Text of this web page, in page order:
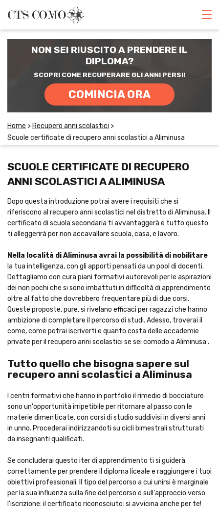
RECUPERO ANNI SCOLASTICI
SCUOLE PRIVATE
SCUOLE SERALI
CERCA
NON SEI RIUSCITO A PRENDERE IL
DIPLOMA?
SCOPRI COME RECUPERARE GLI ANNI PERSI!
COMINCIA ORA
Home > Recupero anni scolastici >
Scuole certificate di recupero anni scolastici a Aliminusa
SCUOLE CERTIFICATE DI RECUPERO
ANNI SCOLASTICI A ALIMINUSA
Dopo questa introduzione potrai avere i requisiti che si
riferiscono al recupero anni scolastici nel distretto di Aliminusa. Il
certificato di scuola secondaria ti avvantaggerà e tutto questo
ti alleggerirà per non accavallare scuola, casa, e lavoro.
Nella località di Aliminusa avrai la possibilità di nobilitare
la tua intelligenza, con gli apporti pensati da un pool di docenti.
Dettagliamo con cura piani formativi autorevoli per le aspirazioni
dei non pochi che si sono imbattuti in difficoltà di apprendimento
oltre al fatto che dovrebbero frequentare più di due corsi.
Queste proposte, pure, si rivelano efficaci per ragazzi che hanno
ambizione di completare il percorso di studi. Adesso, troverai il
come, come potrai iscriverti e quanto costa delle accademie
private per il recupero anni scolastici se sei comodo a Aliminusa .
Tutto quello che bisogna sapere sul
recupero anni scolastici a Aliminusa
I centri formativi che hanno in portfolio il rimedio di bocciature
sono un'opportunità irripetibile per ritornare al passo con le
materie dimenticate, con corsi di studio suddivisi in diversi anni
in unno. Procederai indirizzandoti su cicli bimestrali strutturati
da insegnanti qualificati.
Se concluderai questo iter di apprendimento ti si guiderà
correttamente per prendere il diploma liceale e raggiungere i tuoi
obiettivi professionali. Il tipo del percorso a cui unirsi è marginale
per la sua influenza sulla fine del percorso o sull'approccio verso
l'iscrizione: il certificato riconosciuto: si avvicina anche per te!